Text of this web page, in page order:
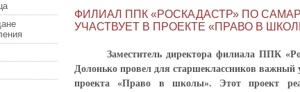
ФИЛИАЛ ППК «РОСКАДАСТР» ПО
УЧАСТВУЕТ В ПРОЕКТЕ «ПРАВО В
Заместитель директора филиала ППК
Долонько провел для старшеклассников
проекта «Право в школы». Этот проект